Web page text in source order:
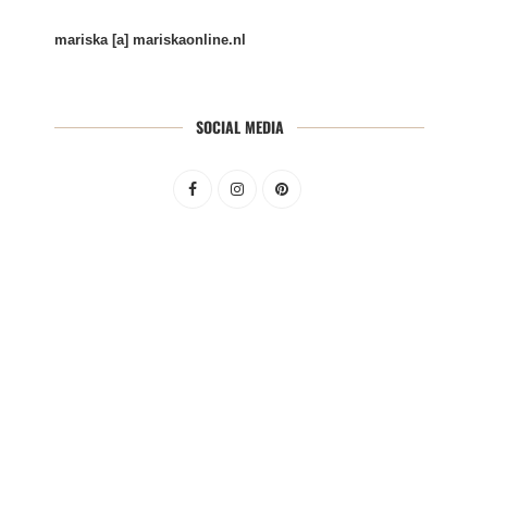
mariska [a] mariskaonline.nl
SOCIAL MEDIA